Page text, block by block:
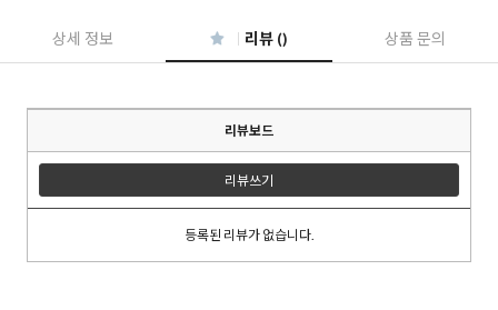
이코 라이프 하
상세 정보 리뷰 () 상품 문의
리뷰보드
리뷰쓰기
등록된 리뷰가 없습니다.